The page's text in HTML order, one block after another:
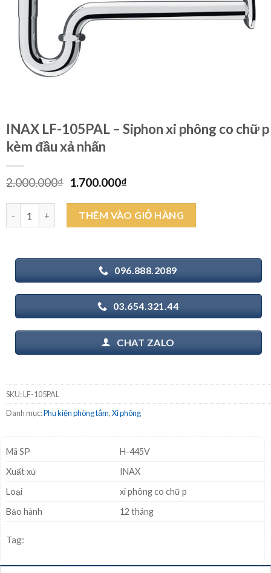
INAX LF-105PAL – Siphon xi phông co chữ p
kèm đầu xả nhấn
2.000.000₫ Giá
là:
2.000.000₫.
1.700.000₫Giá
tại
là:
1.700.000₫.
INAX LF-105PAL - Siphon xi phông co chữ p kèm đầu xả nhấn số
THÊM VÀO GIỎ HÀNG
096.888.2089
03.654.321.44
CHAT ZALO
SKU:LF-105PAL
Danh mục:Phụ kiện phòng tắm,Xi phông
Mã SP
H-445V
Xuất xứ
INAX
Loại
xi phông co chữ p
Bảo hành
12 tháng
Tag: